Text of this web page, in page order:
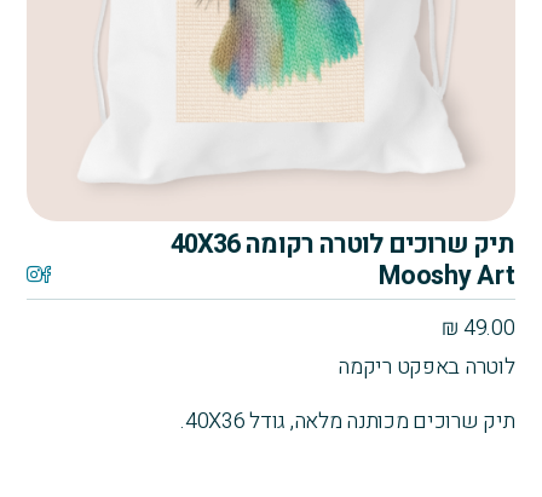
תיק שרוכים לוטרה רקומה 40X36
Mooshy Art
₪49.00
לוטרה באפקט ריקמה
תיק שרוכים מכותנה מלאה, גודל 40X36.